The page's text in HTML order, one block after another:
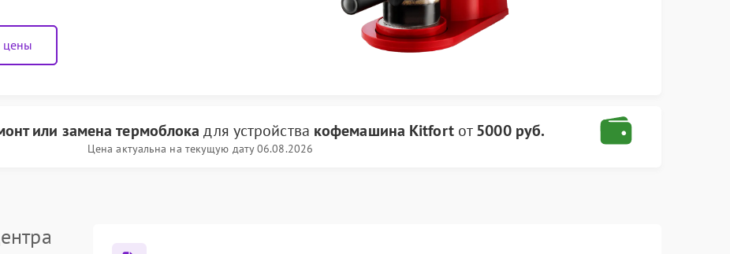
или замена термоблока для устройства кофемашина Kitfortот5000 руб.
Цена актуальна на текущую дату 06.08.2026